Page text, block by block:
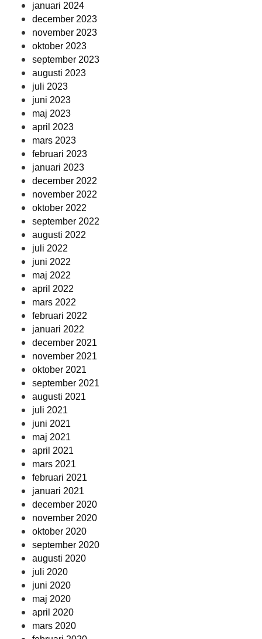
januari 2024
december 2023
november 2023
oktober 2023
september 2023
augusti 2023
juli 2023
juni 2023
maj 2023
april 2023
mars 2023
februari 2023
januari 2023
december 2022
november 2022
oktober 2022
september 2022
augusti 2022
juli 2022
juni 2022
maj 2022
april 2022
mars 2022
februari 2022
januari 2022
december 2021
november 2021
oktober 2021
september 2021
augusti 2021
juli 2021
juni 2021
maj 2021
april 2021
mars 2021
februari 2021
januari 2021
december 2020
november 2020
oktober 2020
september 2020
augusti 2020
juli 2020
juni 2020
maj 2020
april 2020
mars 2020